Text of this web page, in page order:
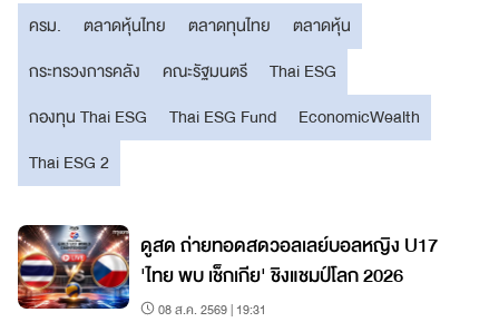
ครม. ตลาดหุ้นไทย ตลาดทุนไทย
ตลาดหุ้น
กระทรวงการคลัง
คณะรัฐมนตรี
Thai ESG
กองทุน Thai ESG
Thai ESG Fund
EconomicWealth
Thai ESG 2
ดูสด ถ่ายทอดสดวอลเลย์บอลหญิง U17
'ไทย พบ เช็กเกีย' ชิงแชมป์โลก 2026
08 ส.ค. 2569 | 19:31